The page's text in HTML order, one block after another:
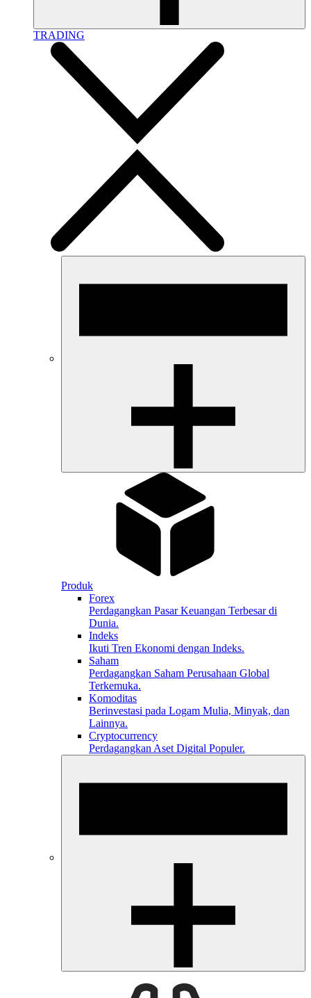
TRADING
Produk
Forex
Perdagangkan Pasar Keuangan Terbesar di
Dunia.
Indeks
Ikuti Tren Ekonomi dengan Indeks.
Saham
Perdagangkan Saham Perusahaan Global
Terkemuka.
Komoditas
Berinvestasi pada Logam Mulia, Minyak, dan
Lainnya.
Cryptocurrency
Perdagangkan Aset Digital Populer.